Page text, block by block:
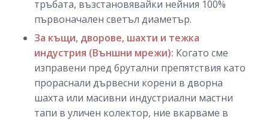
тръбата, възстановявайки нейния 100%
първоначален светъл диаметър.
За къщи, дворове, шахти и тежка
индустрия (Външни мрежи): Когато сме
изправени пред брутални препятствия като
прораснали дървесни корени в дворна
шахта или масивни индустриални мастни
тапи в уличен колектор, ние вкарваме в